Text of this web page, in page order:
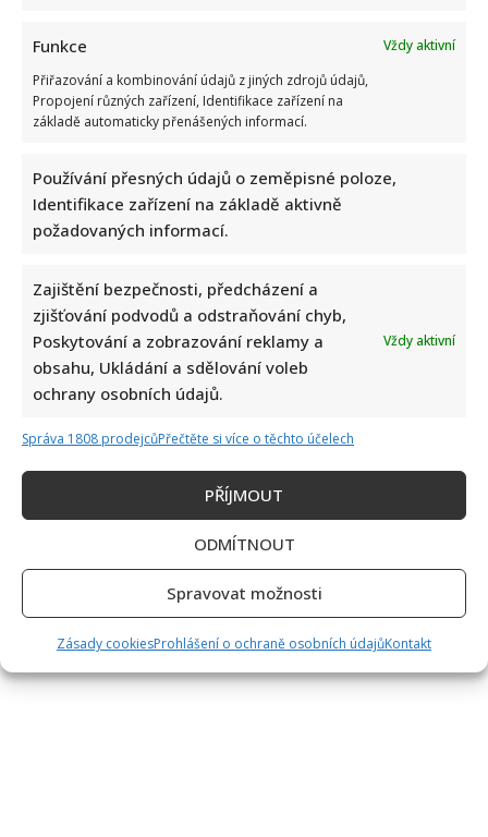
Funkce
Vždy aktivní
Přiřazování a kombinování údajů z jiných zdrojů údajů,
Propojení různých zařízení, Identifikace zařízení na
základě automaticky přenášených informací.
Používání přesných údajů o zeměpisné poloze,
Identifikace zařízení na základě aktivně
požadovaných informací.
Zajištění bezpečnosti, předcházení a
zjišťování podvodů a odstraňování chyb,
Poskytování a zobrazování reklamy a
obsahu, Ukládání a sdělování voleb
ochrany osobních údajů.
Vždy aktivní
Správa 1808 prodejcůPřečtěte si více o těchto účelech
PŘÍJMOUT
ODMÍTNOUT
Spravovat možnosti
Zásady cookiesProhlášení o ochraně osobních údajůKontakt